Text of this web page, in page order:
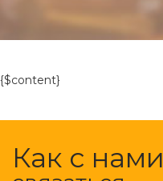
{$content}
Как с нами